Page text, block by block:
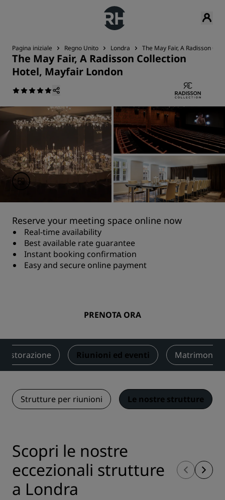
Pagina iniziale Regno Unito Londra The May Fair, A Radisson
The May Fair, A Radisson Collection
Hotel, Mayfair London
Reserve your meeting space online now
Real-time availability
Best available rate guarantee
Instant booking confirmation
Easy and secure online payment
PRENOTA ORA
Ristorazione Riunioni ed eventi Matrimoni
Strutture per riunioni Le nostre strutture
Scopri le nostre
eccezionali strutture
a Londra